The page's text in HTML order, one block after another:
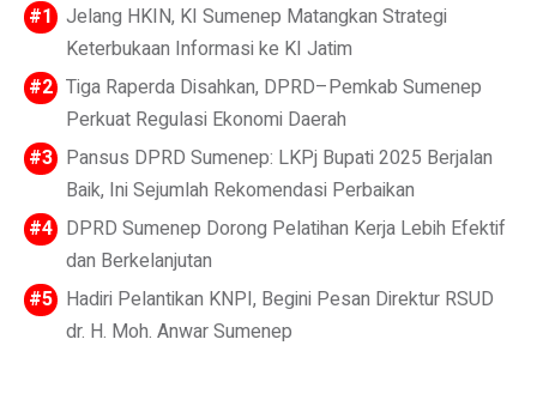
Jelang HKIN, KI Sumenep Matangkan Strategi
Keterbukaan Informasi ke KI Jatim
Tiga Raperda Disahkan, DPRD–Pemkab Sumenep
Perkuat Regulasi Ekonomi Daerah
Pansus DPRD Sumenep: LKPj Bupati 2025 Berjalan
Baik, Ini Sejumlah Rekomendasi Perbaikan
DPRD Sumenep Dorong Pelatihan Kerja Lebih Efektif
dan Berkelanjutan
Hadiri Pelantikan KNPI, Begini Pesan Direktur RSUD
dr. H. Moh. Anwar Sumenep